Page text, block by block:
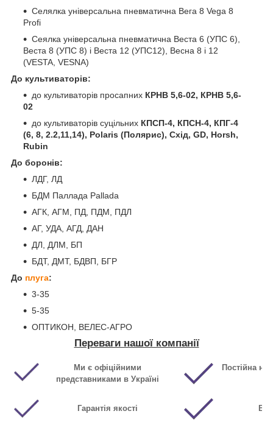
Селялка універсальна пневматична Вега 8 Vega 8
Profi
Сеялка універсальна пневматична Веста 6 (УПС 6),
Веста 8 (УПС 8) і Веста 12 (УПС12), Весна 8 і 12
(VESTA, VESNA)
До культиваторів:
до культиваторів просапних КРНВ 5,6-02, КРНВ 5,6-
02
до культиваторів суцільних КПСП-4, КПСН-4, КПГ-4
(6, 8, 2.2,11,14), Polaris (Полярис), Схід, GD, Horsh,
Rubin
До боронів:
ЛДГ, ЛД
БДМ Паллада Pallada
АГК, АГМ, ПД, ПДМ, ПДЛ
АГ, УДА, АГД, ДАН
ДЛ, ДЛМ, БП
БДТ, ДМТ, БДВП, БГР
До плуга:
3-35
5-35
ОПТИКОН, ВЕЛЕС-АГРО
Переваги нашої компанії
Ми є офіційними
представниками в Україні
Постійна
Гарантія якості